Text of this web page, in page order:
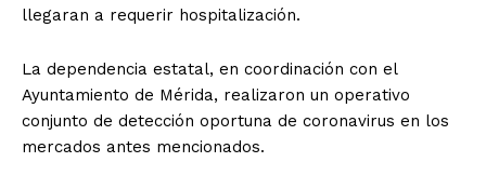
llegaran a requerir hospitalización.
La dependencia estatal, en coordinación con el
Ayuntamiento de Mérida, realizaron un operativo
conjunto de detección oportuna de coronavirus en los
mercados antes mencionados.